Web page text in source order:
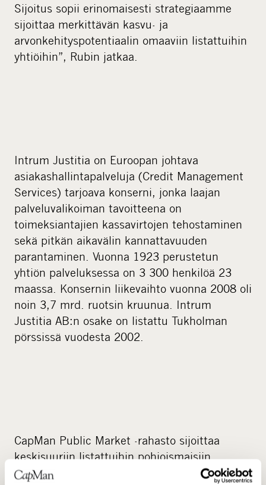
Sijoitus sopii erinomaisesti strategiaamme
sijoittaa merkittävän kasvu- ja
arvonkehityspotentiaalin omaaviin listattuihin
yhtiöihin”, Rubin jatkaa.
Intrum Justitia on Euroopan johtava
asiakashallintapalveluja (Credit Management
Services) tarjoava konserni, jonka laajan
palveluvalikoiman tavoitteena on
toimeksiantajien kassavirtojen tehostaminen
sekä pitkän aikavälin kannattavuuden
parantaminen. Vuonna 1923 perustetun
yhtiön palveluksessa on 3 300 henkilöä 23
maassa. Konsernin liikevaihto vuonna 2008 oli
noin 3,7 mrd. ruotsin kruunua. Intrum
Justitia AB:n osake on listattu Tukholman
pörssissä vuodesta 2002.
CapMan Public Market -rahasto sijoittaa
keskisuuriin listattuihin pohjoismaisiin
yhtiöihin, ja hyödyntää toiminnassaan